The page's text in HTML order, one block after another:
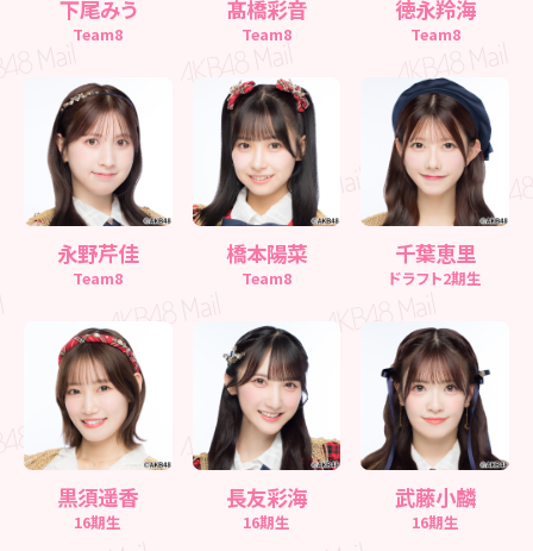
下尾みう
Team8
髙橋彩音
Team8
徳永羚海
Team8
永野芹佳
Team8
橋本陽菜
Team8
千葉恵里
ドラフト2期生
黒須遥香
16期生
長友彩海
16期生
武藤小麟
16期生